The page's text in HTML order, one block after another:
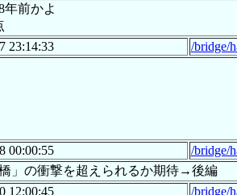
年前かよ
23:14:33
/bridge/
00:00:55
/bridge/
」の衝撃を超えられるか期待→後編
12:00:45
/bridge/